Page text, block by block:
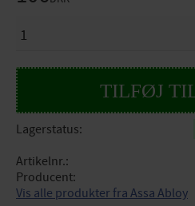
Lagerstatus
Artikelnr.
Producent
Vis alle produkter fra Assa Abloy